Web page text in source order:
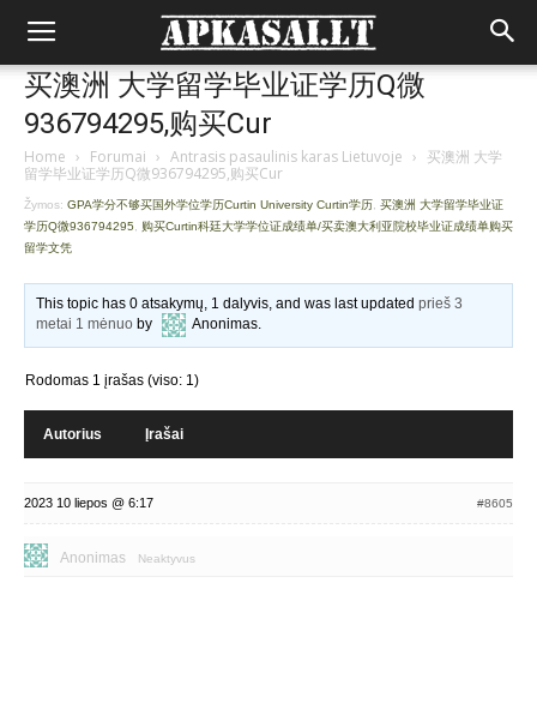
买澳洲 大学留学毕业证学历Q微
936794295,购买Cur
Home › Forumai › Antrasis pasaulinis karas Lietuvoje › 买澳洲 大学
留学毕业证学历Q微936794295,购买Cur
Žymos: GPA学分不够买国外学位学历Curtin University Curtin学历 买澳洲 大学留学毕业证
学历Q微936794295
购买Curtin科廷大学学位证成绩单/买卖澳大利亚院校毕业证成绩单购买
留学文凭
This topic has 0 atsakymų, 1 dalyvis, and was last updatedprieš 3
metai 1 mėnuo by Anonimas.
Rodomas 1 įrašas (viso: 1)
Autorius Įrašai
2023 10 liepos @ 6:17 #8605
Anonimas Neaktyvus